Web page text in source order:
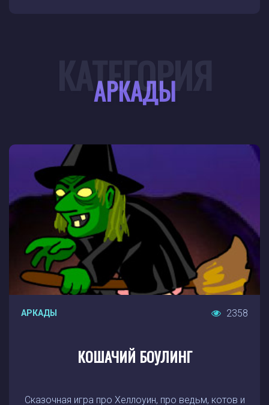
АРКАДЫ
КАТЕГОРИЯ
АРКАДЫ 2358
КОШАЧИЙ БОУЛИНГ
Сказочная игра про Хеллоуин, про ведьм, котов и